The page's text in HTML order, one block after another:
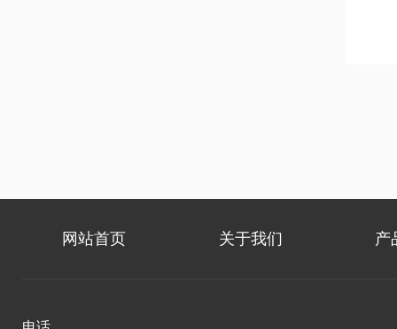
网站首页 关于我们 产